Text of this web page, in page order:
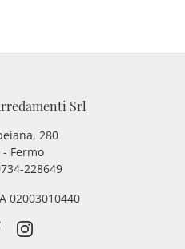
Srl
280
- Fermo
228649
02003010440